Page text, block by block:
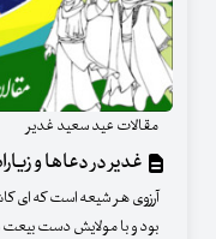
مقالات عید سعید غدیر
غدیر در دعاها و
آرزوی هر شیعه است که ای
بود و با مولایش دست